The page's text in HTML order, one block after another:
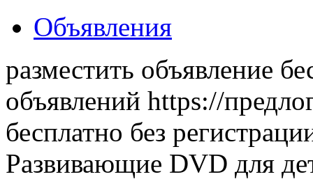
Объявления
разместить объявление
объявлений https://
бесплатно без
Развивающие DVD для